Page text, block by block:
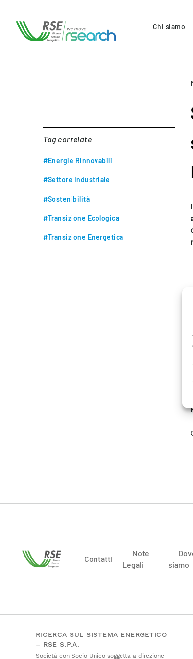
Chi siamo
Tag correlate
#Energie Rinnovabili
#Settore Industriale
#Sostenibilità
#Transizione Ecologica
#Transizione Energetica
Contatti
Note
Legali
siamo
RICERCA SUL SISTEMA ENERGETICO
– RSE S.P.A.
Società con Socio Unico soggetta a direzione